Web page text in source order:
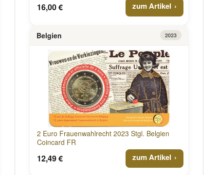
16,00 € zum Artikel
Belgien 2023
2 Euro Frauenwahlrecht 2023 Stgl. Belgien
Coincard FR
12,49 € zum Artikel